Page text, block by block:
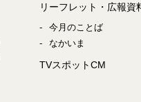
リーフレット・広報資
今月のことば
なかいま
TVスポットCM